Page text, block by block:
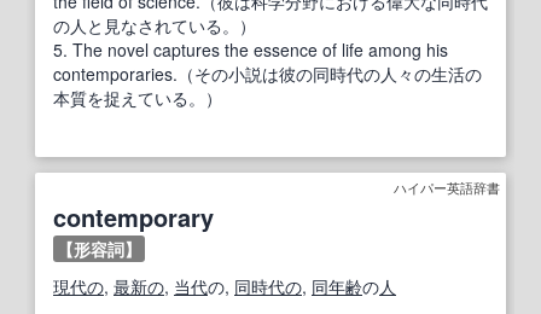
の人と見なされている。）
5. The novel captures the essence of life among his
contemporaries.（その小説は彼の同時代の人々の生活の
本質を捉えている。）
ハイパー英語辞書
contemporary
【形容詞】
現代の, 最新の, 当代の, 同時代の, 同年齢の人